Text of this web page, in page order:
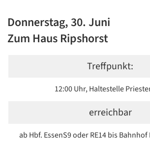
Donnerstag, 30. Juni
Zum Haus Ripshorst
Treffpunkt:
12:00 Uhr, Haltestelle
erreichbar
ab Hbf. EssenS9 oder RE14 bis